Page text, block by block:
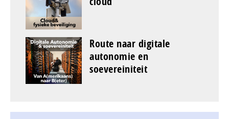
Route naar digitale
autonomie en
soevereiniteit